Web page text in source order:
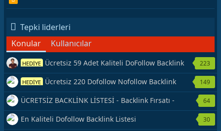
S
Tepki liderleri
Konular
Kullanıcılar
HEDİYE Ücretsiz 59 Adet Kaliteli DoFollow Backlink
Kaynağı Veriyorum.
223
HEDİYE Ücretsiz 220 Dofollow Nofollow Backlink
Veriyorum
149
ÜCRETSİZ BACKLİNK LİSTESİ - Backlink Fırsatı -
Hemen Yetiş!
64
En Kaliteli Dofollow Backlink Listesi 30